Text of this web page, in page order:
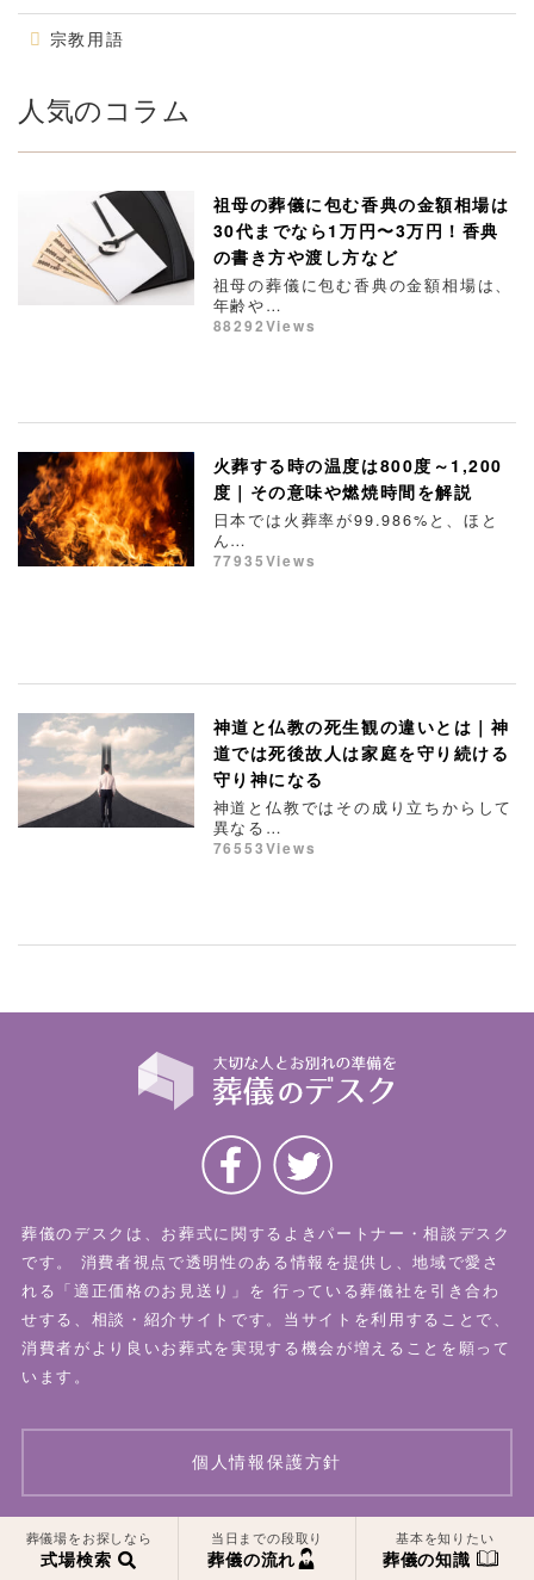
一覧はこちら
宗教用語
人気のコラム
祖母の葬儀に包む香典の金額相場は
30代までなら1万円〜3万円！香典
の書き方や渡し方など
祖母の葬儀に包む香典の金額相場は、
年齢や…
88292Views
火葬する時の温度は800度～1,200
度｜その意味や燃焼時間を解説
日本では火葬率が99.986%と、ほと
ん…
77935Views
神道と仏教の死生観の違いとは｜神
道では死後故人は家庭を守り続ける
守り神になる
神道と仏教ではその成り立ちからして
異なる…
76553Views
一覧はこちら
葬儀場をお探しなら
式場検索
当日までの段取り
葬儀の流れ
基本を知りたい
葬儀の知識
葬儀のデスクは、お葬式に関するよきパートナー・相談デスク
です。
消費者視点で透明性のある情報を提供し、地域で愛さ
れる「適正価格のお見送り」を 行っている葬儀社を引き合わ
せする、相談・紹介サイトです。当サイトを利用することで、
消費者がより良いお葬式を実現する機会が増えることを願って
います。
個人情報保護方針
© 2026 葬儀のデスク All Rights Reserved.